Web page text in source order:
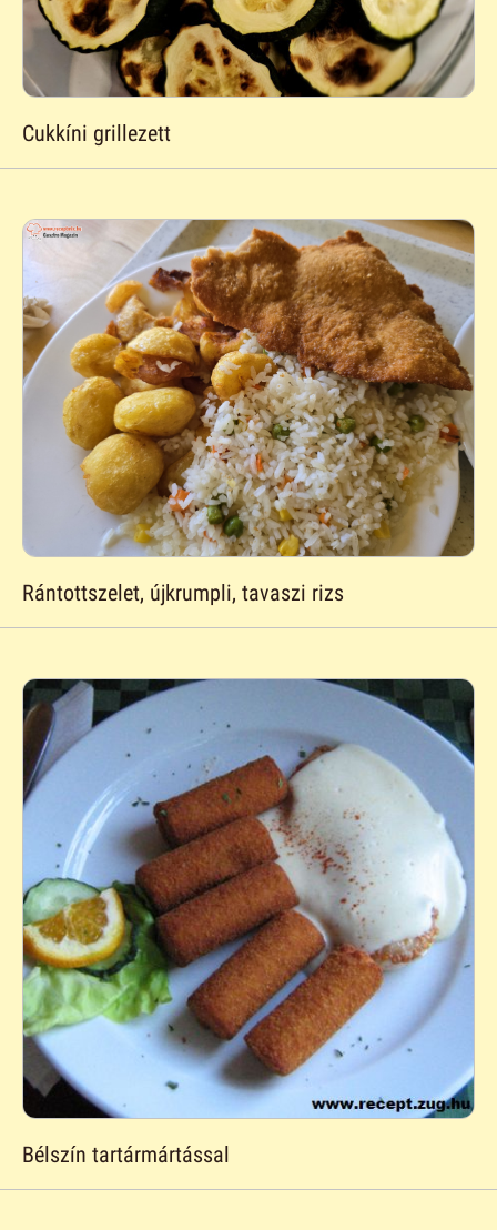
Cukkíni grillezett
Rántottszelet, újkrumpli, tavaszi rizs
Bélszín tartármártással